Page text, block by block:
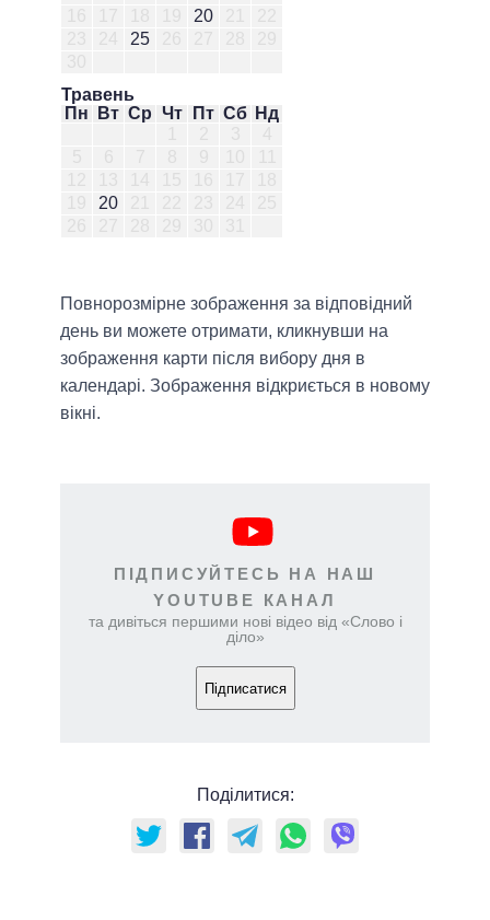
20
25
Травень
Пн
Вт Ср Чт Пт Сб Нд
20
Повнорозмірне зображення за відповідний
день ви можете отримати, кликнувши на
зображення карти після вибору дня в
календарі. Зображення відкриється в новому
вікні.
ПІДПИСУЙТЕСЬ НА НАШ
YOUTUBE КАНАЛ
та дивіться першими нові відео від «Слово і
діло»
Підписатися
Поділитися: